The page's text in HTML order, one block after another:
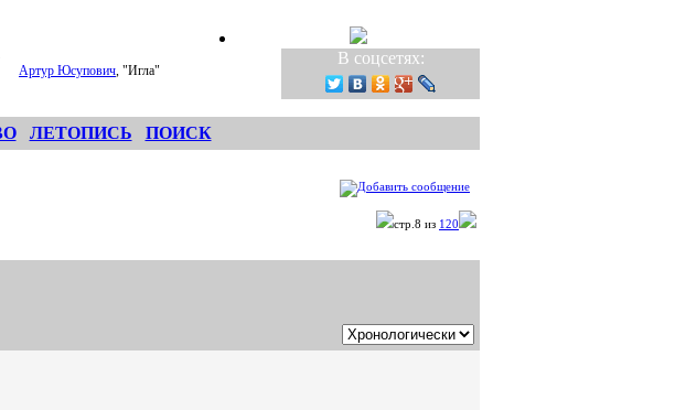
Артур Юсупович, "Игла"
В соцсетях:
ЛЕТОПИСЬ ПОИСК
стр.8 из 120